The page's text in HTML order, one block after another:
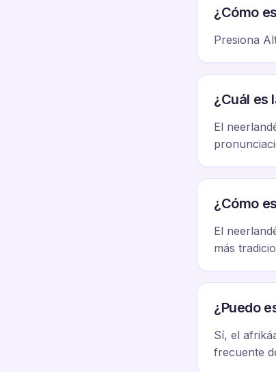
¿Cómo
Presiona
¿Cuál es
El
¿Cómo
El
más
¿Puedo
Sí, el
frecuente